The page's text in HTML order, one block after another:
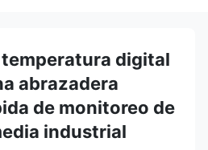
digital
abrazadera
de monitoreo de
industrial